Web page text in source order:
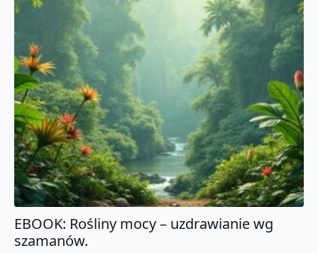
EBOOK: Rośliny mocy – uzdrawianie wg
szamanów.